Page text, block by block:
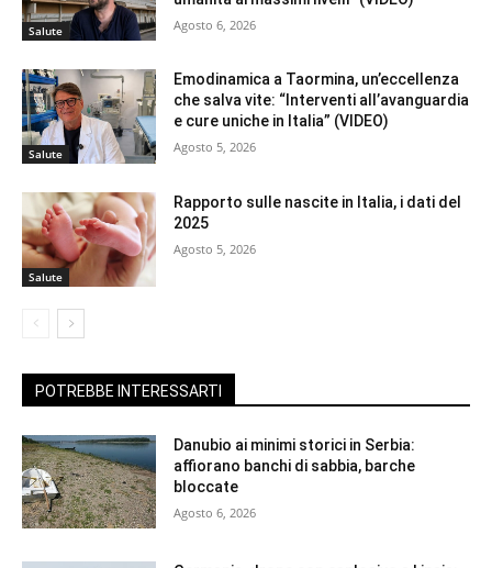
Salute Agosto 6, 2026
Salute
Emodinamica a Taormina, un’eccellenza
che salva vite: “Interventi all’avanguardia
e cure uniche in Italia” (VIDEO)
Agosto 5, 2026
Salute
Rapporto sulle nascite in Italia, i dati del
2025
Agosto 5, 2026
POTREBBE INTERESSARTI
Danubio ai minimi storici in Serbia:
affiorano banchi di sabbia, barche
bloccate
Agosto 6, 2026